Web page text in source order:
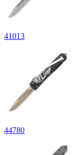
41013
44780